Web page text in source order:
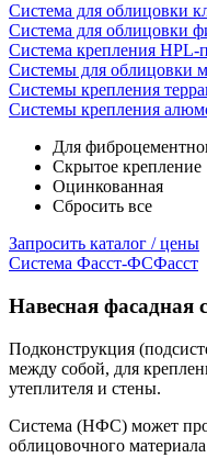
Система для облицовки
Система для
Система крепления
Системы для облицовки
Системы крепления
Cистемы крепления
Для
Скрытое крепление
Оцинкованная
Сбросить все
Запросить каталог / цены
Система Фасст-ФСФасст
Навесная фасадная
Подконструкция
между собой, для
утеплителя и стены.
Система (НФС) может
облицовочного